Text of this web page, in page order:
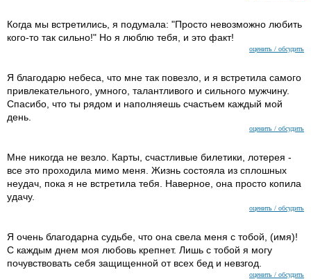
Когда мы встретились, я подумала: "Просто невозможно любить
кого-то так сильно!" Но я люблю тебя, и это факт!
оценить / обсудить
Я благодарю небеса, что мне так повезло, и я встретила самого
привлекательного, умного, талантливого и сильного мужчину.
Спасибо, что ты рядом и наполняешь счастьем каждый мой
день.
оценить / обсудить
Мне никогда не везло. Карты, счастливые билетики, лотерея -
все это проходила мимо меня. Жизнь состояла из сплошных
неудач, пока я не встретила тебя. Наверное, она просто копила
удачу.
оценить / обсудить
Я очень благодарна судьбе, что она свела меня с тобой, (имя)!
С каждым днем моя любовь крепнет. Лишь с тобой я могу
почувствовать себя защищенной от всех бед и невзгод.
оценить / обсудить